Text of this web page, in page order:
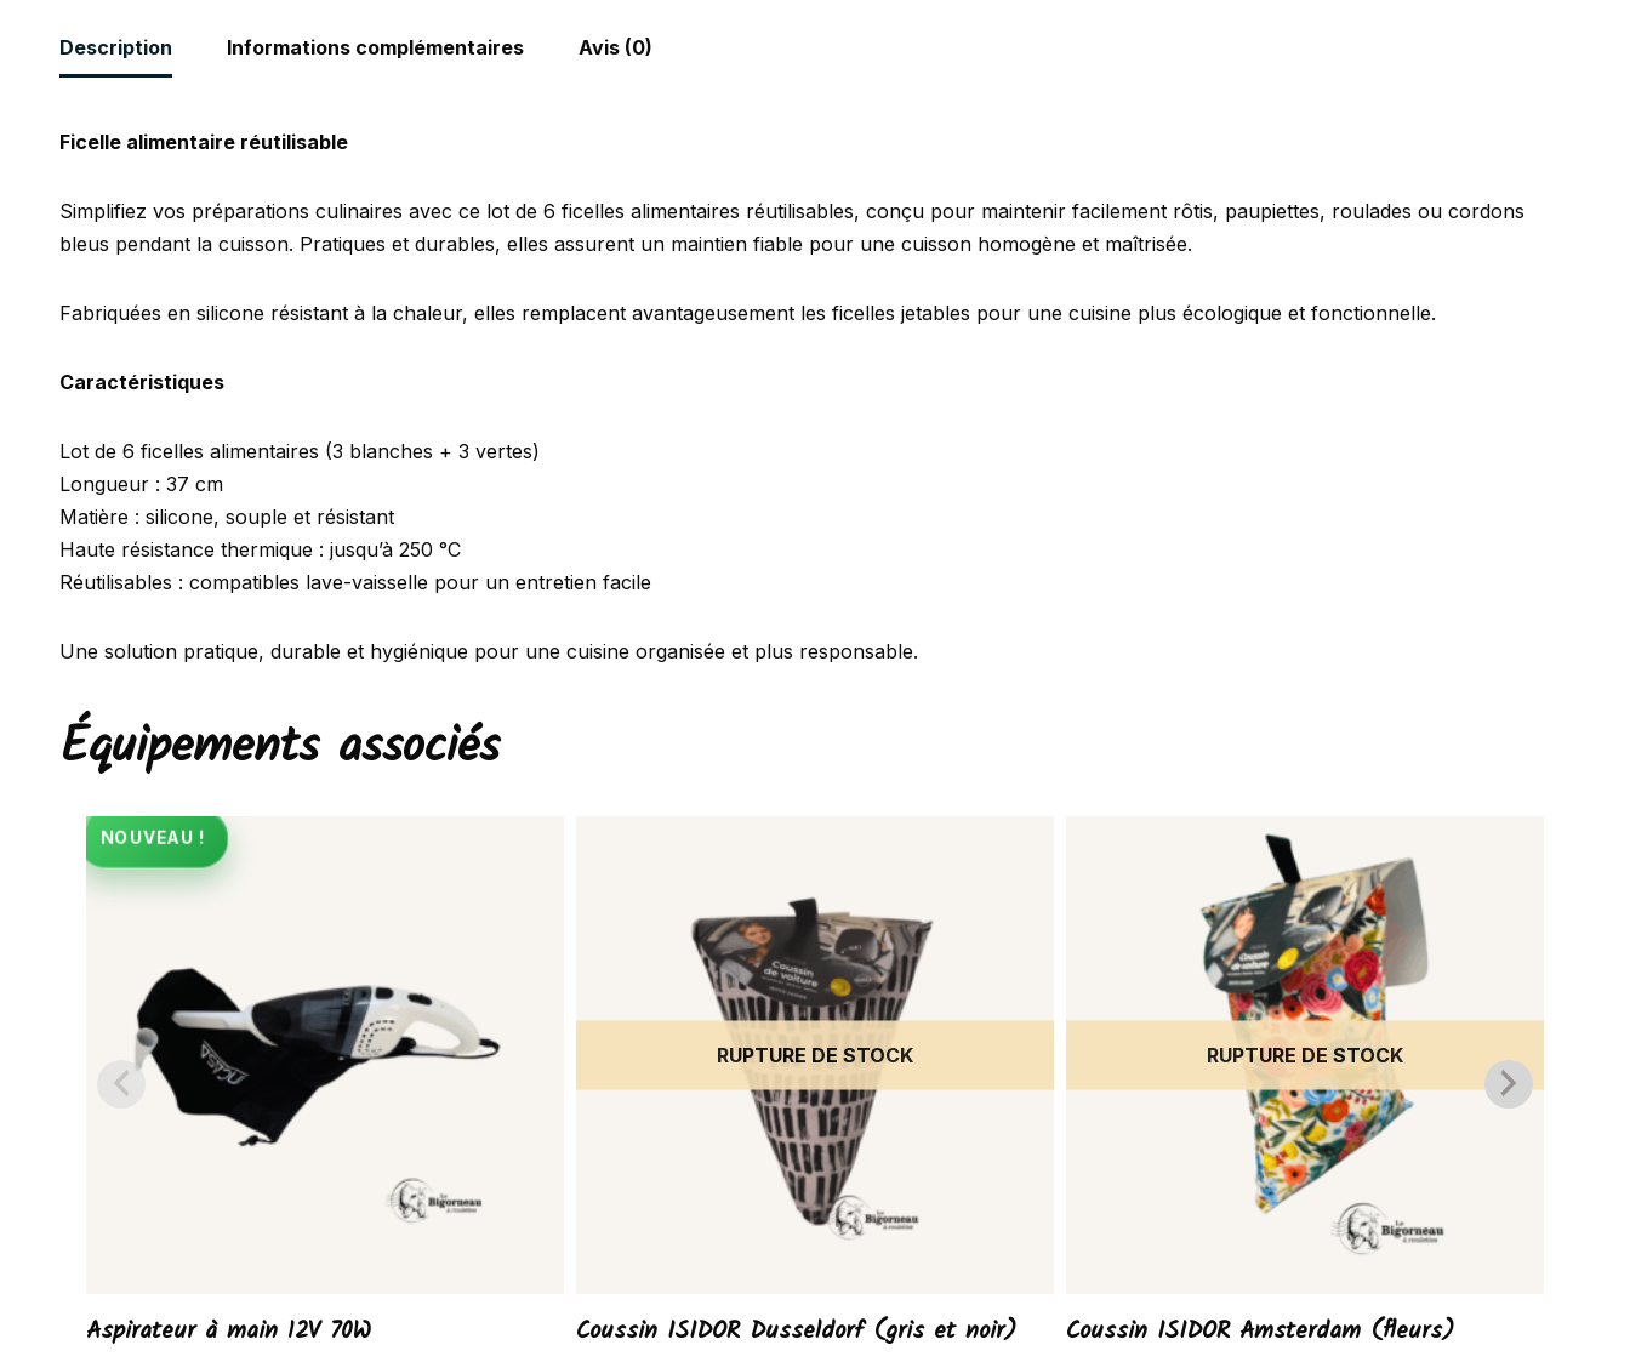
Description Informations complémentaires Avis (0)
Ficelle alimentaire réutilisable
Simplifiez vos préparations culinaires avec ce lot de 6 ficelles alimentaires réutilisables, conçu pour maintenir facilement rôtis, paupiettes, roulades ou cordons
bleus pendant la cuisson. Pratiques et durables, elles assurent un maintien fiable pour une cuisson homogène et maîtrisée.
Fabriquées en silicone résistant à la chaleur, elles remplacent avantageusement les ficelles jetables pour une cuisine plus écologique et fonctionnelle.
Caractéristiques
Lot de 6 ficelles alimentaires (3 blanches + 3 vertes)
Longueur : 37 cm
Matière : silicone, souple et résistant
Haute résistance thermique : jusqu’à 250 °C
Réutilisables : compatibles lave-vaisselle pour un entretien facile
Une solution pratique, durable et hygiénique pour une cuisine organisée et plus responsable.
Équipements associés
NOUVEAU !
Aspirateur à main 12V 70W
RUPTURE DE STOCK
Coussin ISIDOR Dusseldorf (gris et noir)
RUPTURE DE STOCK
Coussin ISIDOR Amsterdam (fleurs)